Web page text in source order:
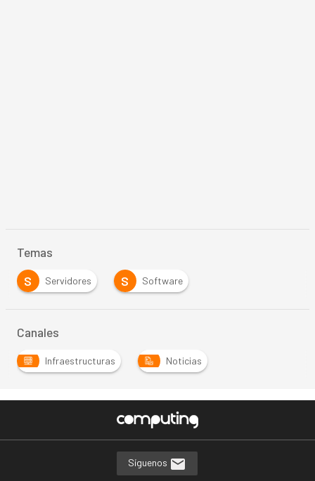
Temas
S
Servidores S Software
Canales
Infraestructuras Noticias
Síguenos